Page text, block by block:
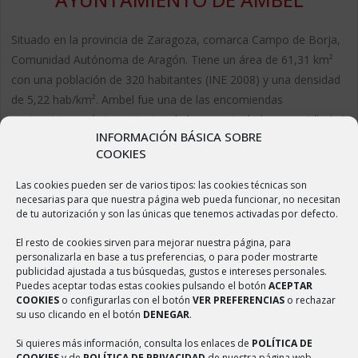
INFORMACIÓN BÁSICA SOBRE
COOKIES
Las cookies pueden ser de varios tipos: las cookies técnicas son
necesarias para que nuestra página web pueda funcionar, no necesitan
de tu autorización y son las únicas que tenemos activadas por defecto.
El resto de cookies sirven para mejorar nuestra página, para
personalizarla en base a tus preferencias, o para poder mostrarte
publicidad ajustada a tus búsquedas, gustos e intereses personales.
Puedes aceptar todas estas cookies pulsando el botón ACEPTAR
COOKIES o configurarlas con el botón VER PREFERENCIAS o rechazar
su uso clicando en el botón DENEGAR.
Si quieres más información, consulta los enlaces de POLÍTICA DE
Situado en la provincia de Zaragoza, comarca Campo de Borja,
Comunidad Autónoma de Aragón. Tiene un área de 61,31 km²
con una población de 320 habitantes (INE 2008) y una densidad
de 5,22 hab/km². Ambel fue una de las encomiendas
sanjuanistas más importantes de la zona. Ambel y su castillo […]
agosto 29, 2017